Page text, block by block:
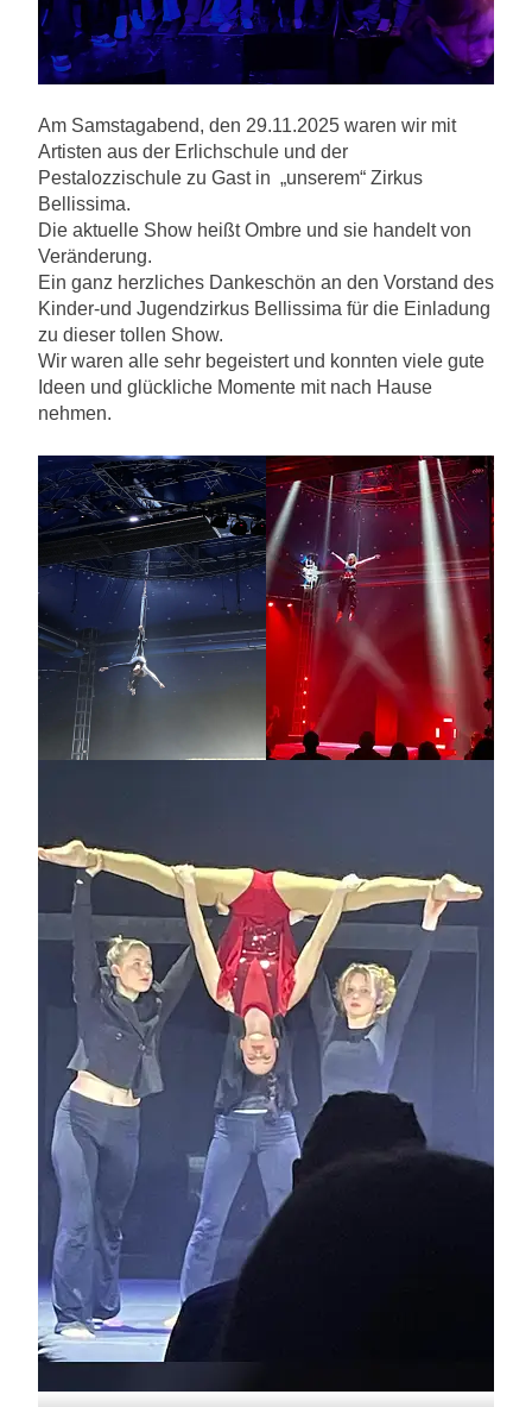
Am Samstagabend, den 29.11.2025 waren wir mit
Artisten aus der Erlichschule und der
Pestalozzischule zu Gast in „unserem“ Zirkus
Bellissima.
Die aktuelle Show heißt Ombre und sie handelt von
Veränderung.
Ein ganz herzliches Dankeschön an den Vorstand des
Kinder-und Jugendzirkus Bellissima für die Einladung
zu dieser tollen Show.
Wir waren alle sehr begeistert und konnten viele gute
Ideen und glückliche Momente mit nach Hause
nehmen.